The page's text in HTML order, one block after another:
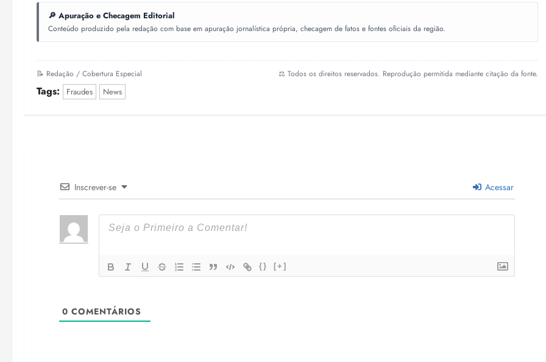
🔎 Apuração e Checagem Editorial
Conteúdo produzido pela redação com base em apuração jornalística própria, checagem de fatos e fontes oficiais da região.
📝 Redação / Cobertura Especial ⚖️ Todos os direitos reservados. Reprodução permitida mediante citação da fonte.
Tags: Fraudes News
Inscrever-se Acessar
{} [+]
0 COMENTÁRIOS